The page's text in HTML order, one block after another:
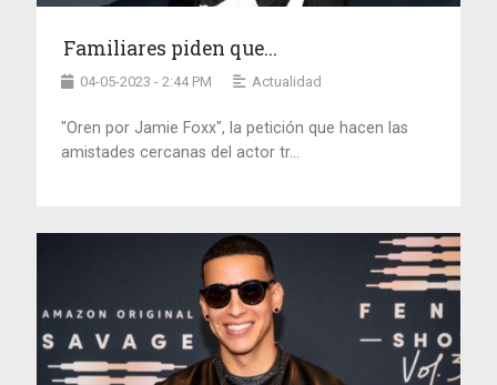
Familiares piden que...
04-05-2023 - 2:44 PM Actualidad
"Oren por Jamie Foxx", la petición que hacen las
amistades cercanas del actor tr...